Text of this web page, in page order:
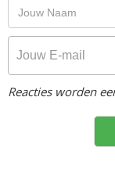
Reacties worden